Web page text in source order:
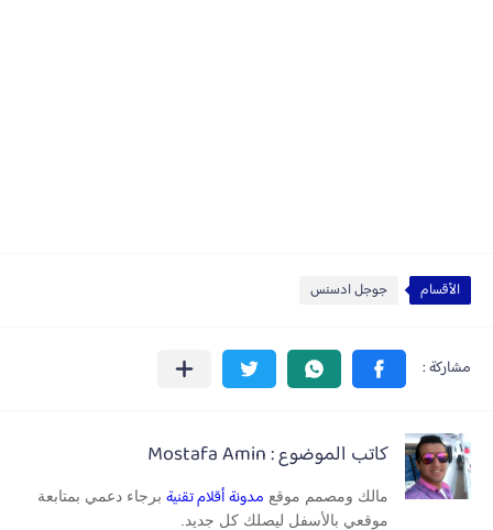
الأقسام جوجل ادسنس
كاتب الموضوع : Mostafa Amin
مالك ومصمم موقع مدونة أقلام تقنية برجاء دعمي بمتابعة
موقعي بالأسفل ليصلك كل جديد.